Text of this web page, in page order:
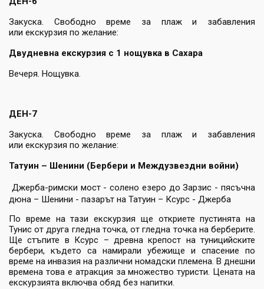
Закуска. Свободно време за плаж и забавления
или екскурзия по желание:
Двудневна екскурзия с 1 нощувка в Сахара
Вечеря. Нощувка.
ДЕН-7
Закуска. Свободно време за плаж и забавления
или екскурзия по желание:
Татуин – Шенини (Бербери и Междузвездни войни)
Джерба-римски мост - солено езеро до Зарзис - пясъчна
дюна – Шенини - пазарът на Татуин – Ксурс - Джерба
По време на тази екскурзия ще откриете пустинята на
Тунис от друга гледна точка, от гледна точка на берберите.
Ще стъпите в Ксурс – древна крепост на туницийските
бербери, където са намирали убежище и спасение по
време на инвазия на различни номадски племена. В днешни
времена това е атракция за множество туристи. Цената на
екскурзията включва обяд без напитки.